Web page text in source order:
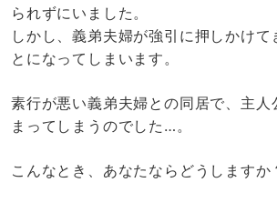
られずにいました。
しかし、義弟夫婦が強引に押しかけて
とになってしまいます。
素行が悪い義弟夫婦との同居で、主人
まってしまうのでした…。
こんなとき、あなたならどうしますか